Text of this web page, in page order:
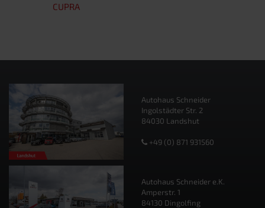
CUPRA
Autohaus Schneider
Ingolstädter Str. 2
84030 Landshut
+49 (0) 871 931560
Autohaus Schneider e.K.
Amperstr. 1
84130 Dingolfing